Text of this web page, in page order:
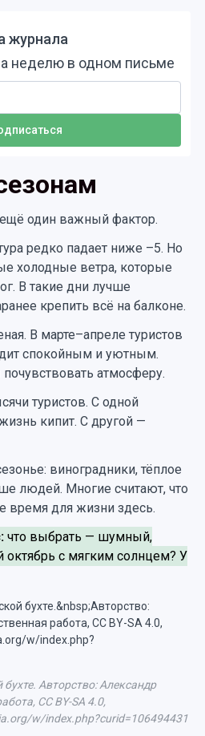
журнала
неделю в одном письме
один важный фактор.
редко падает ниже –5. Но
холодные ветра, которые
В такие дни лучше
крепить всё на балконе.
В марте–апреле туристов
спокойным и уютным.
атмосферу.
туристов. С одной
кипит. С другой —
виноградники, тёплое
людей. Многие считают, что
время для жизни здесь.
что выбрать — шумный,
с мягким солнцем? У
Авторство: Александр
CC BY-SA 4.0,
w/index.php?curid=106494431